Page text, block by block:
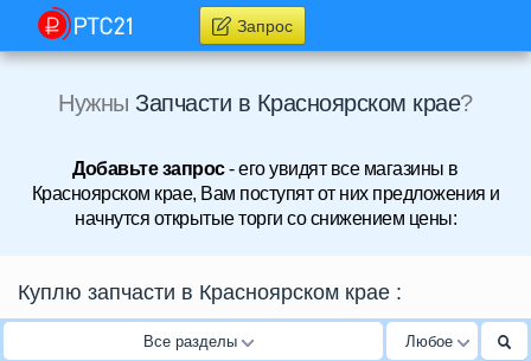
Запрос
Нужны Запчасти в Красноярском крае?
Добавьте запрос- его увидят все магазины в
Красноярском крае, Вам поступят от них предложения и
начнутся открытые торги со снижением цены:
Куплю запчасти в Красноярском крае :
Все разделы Любое